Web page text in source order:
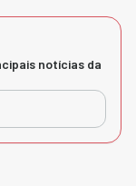
notícias da